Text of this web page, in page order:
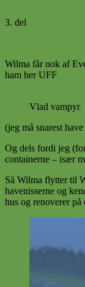
3. del
Wilma får nok af
ham her UFF
Vlad vampyr
(jeg må snarest
Og dels fordi jeg
containerne – især
Så Wilma flytter til
havenisserne og
hus og renoverer